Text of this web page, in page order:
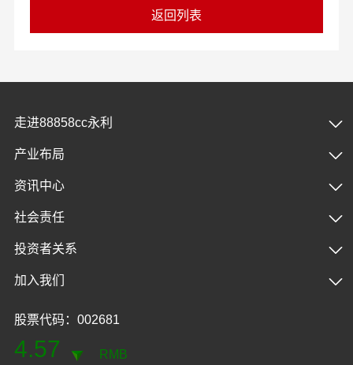
返回列表
走进88858cc永利
产业布局
资讯中心
社会责任
投资者关系
加入我们
股票代码：002681
4.57 RMB